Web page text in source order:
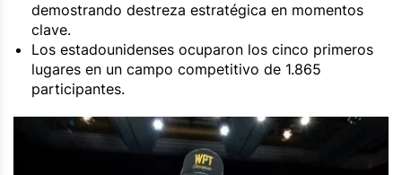
demostrando destreza estratégica en momentos
clave.
Los estadounidenses ocuparon los cinco primeros
lugares en un campo competitivo de 1.865
participantes.